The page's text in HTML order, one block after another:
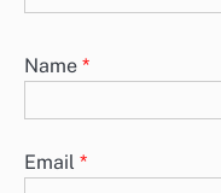
Name *
Email *